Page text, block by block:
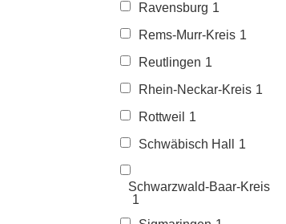
Ravensburg 1
Rems-Murr-Kreis 1
Reutlingen 1
Rhein-Neckar-Kreis 1
Rottweil
1
Schwäbisch Hall
1
Schwarzwald-Baar-Kreis
1